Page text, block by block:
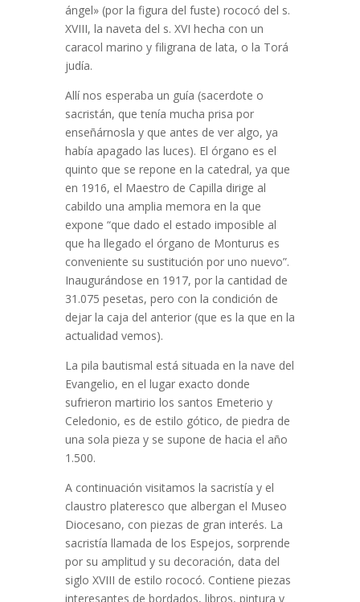
ángel» (por la figura del fuste) rococó del s.
XVIII, la naveta del s. XVI hecha con un
caracol marino y filigrana de lata, o la Torá
judía.
Allí nos esperaba un guía (sacerdote o
sacristán, que tenía mucha prisa por
enseñárnosla y que antes de ver algo, ya
había apagado las luces). El órgano es el
quinto que se repone en la catedral, ya que
en 1916, el Maestro de Capilla dirige al
cabildo una amplia memora en la que
expone “que dado el estado imposible al
que ha llegado el órgano de Monturus es
conveniente su sustitución por uno nuevo”.
Inaugurándose en 1917, por la cantidad de
31.075 pesetas, pero con la condición de
dejar la caja del anterior (que es la que en la
actualidad vemos).
La pila bautismal está situada en la nave del
Evangelio, en el lugar exacto donde
sufrieron martirio los santos Emeterio y
Celedonio, es de estilo gótico, de piedra de
una sola pieza y se supone de hacia el año
1.500.
A continuación visitamos la sacristía y el
claustro plateresco que albergan el Museo
Diocesano, con piezas de gran interés. La
sacristía llamada de los Espejos, sorprende
por su amplitud y su decoración, data del
siglo XVIII de estilo rococó. Contiene piezas
interesantes de bordados, libros, pintura y